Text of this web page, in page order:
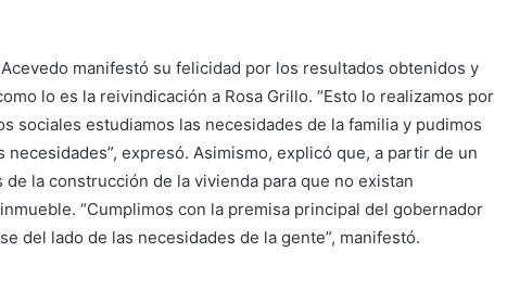
manifestó su felicidad por los resultados obtenidos y
lo es la reivindicación a Rosa Grillo. “Esto lo realizamos por
sociales estudiamos las necesidades de la familia y pudimos
expresó. Asimismo, explicó que, a partir de un
la construcción de la vivienda para que no existan
“Cumplimos con la premisa principal del gobernador
del lado de las necesidades de la gente”, manifestó.